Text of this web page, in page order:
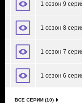
1 сезон 9
1 сезон 8
1 сезон 7
1 сезон 6
ВСЕ СЕРИИ (10)